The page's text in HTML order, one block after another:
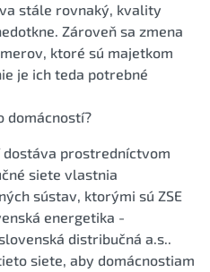
stále rovnaký, kvality
Zároveň sa zmena
ktoré sú majetkom
je ich teda potrebné
domácností?
dostáva prostredníctvom
siete vlastnia
sústav, ktorými sú ZSE
energetika -
distribučná a.s..
siete, aby domácnostiam